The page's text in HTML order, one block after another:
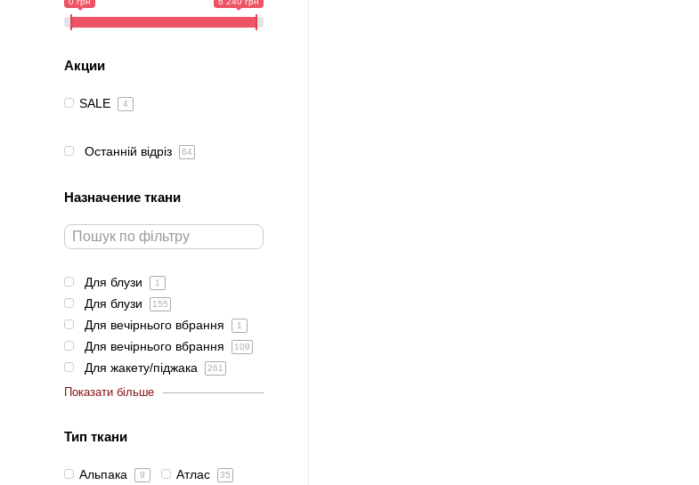
Акции
SALE 4
Останній відріз 64
Назначение ткани
Для блузи 1
Для блузи 155
Для вечірнього вбрання 1
Для вечірнього вбрання 109
Для жакету/піджака 261
Показати більше
Тип ткани
Альпака 9 Атлас 35